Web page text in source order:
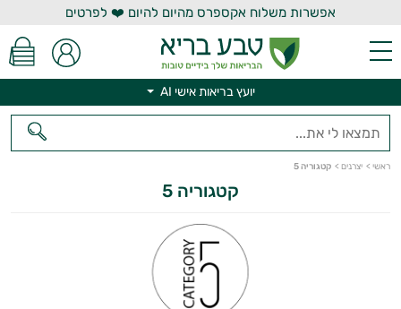
אפשרות משלוח אקספרס מהיום להיום ❤️ לפרטים
יועץ בריאות אישי AI
ראשי > יצרנים > קטגוריה 5
קטגוריה 5
יועץ בריאות אישי AI